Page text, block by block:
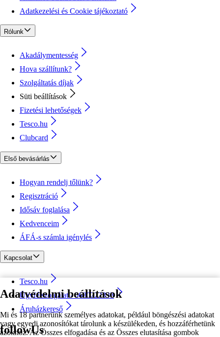
Adatvédelmi beállítások
Mi és 18 partnerünk személyes adatokat, például böngészési adatokat
vagy egyedi azonosítókat tárolunk a készülékeden, és hozzáférhetünk
azokhoz. Az Összes elfogadása és az Összes elutasítása gombok
Adatkezelési és Cookie tájékoztató
Rólunk
Akadálymentesség
Hova szállítunk?
Szolgáltatás díjak
Süti beállítások
Fizetési lehetőségek
Tesco.hu
Clubcard
Első bevásárlás
Hogyan rendelj tőlünk?
Regisztráció
Idősáv foglalása
Kedvenceim
ÁFÁ-s számla igénylés
Kapcsolat
Tesco.hu
Ügyfélszolgálat - 0680222333
Áruházkereső
followUs